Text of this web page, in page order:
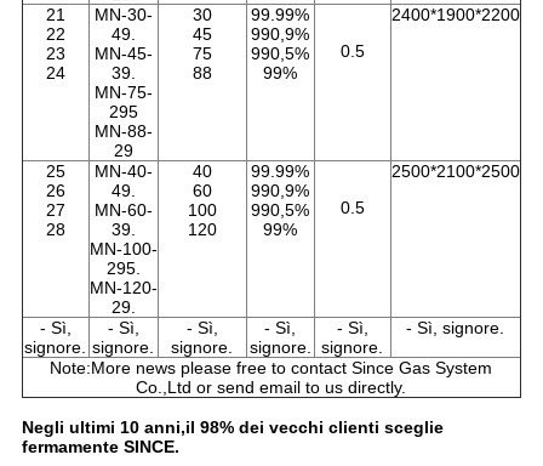
21
22
23
24
MN-30-
49.
MN-45-
39.
MN-75-
295
MN-88-
29
30
45
75
88
99.99%
990,9%
990,5%
99%
0.5
2400*1900*2200
25
26
27
28
MN-40-
49.
MN-60-
39.
MN-100-
295.
MN-120-
29.
40
60
100
120
99.99%
990,9%
990,5%
99%
0.5
2500*2100*2500
- Sì,
signore.
- Sì,
signore.
- Sì,
signore.
- Sì,
signore.
- Sì,
signore.
- Sì, signore.
Note:More news please free to contact Since Gas System
Co.,Ltd or send email to us directly.
Negli ultimi 10 anni,il 98% dei vecchi clienti sceglie
fermamente SINCE.